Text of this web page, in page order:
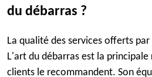
du débarras ?
La qualité des services offerts
L'art du débarras est la
clients le recommandent. Son